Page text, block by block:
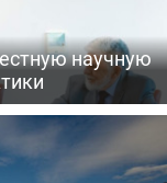
научную